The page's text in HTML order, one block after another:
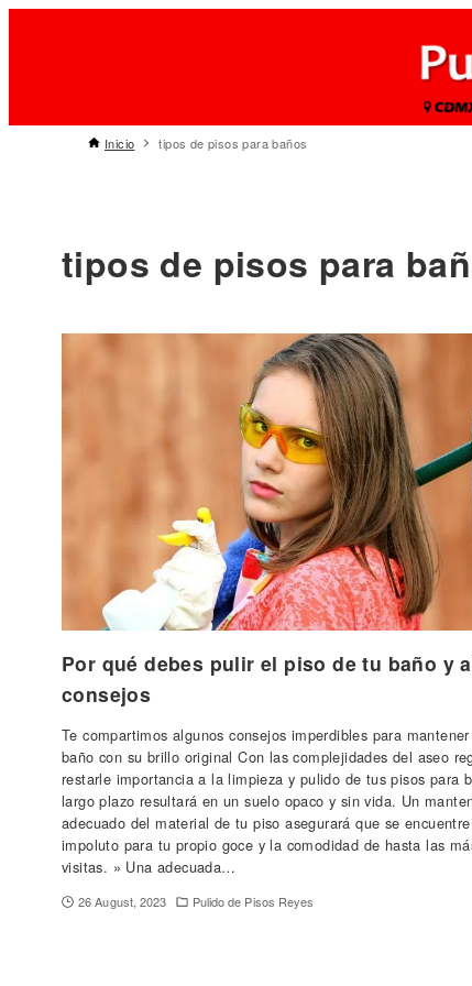
Inicio tipos de pisos para baños
tipos de pisos para
Por qué debes pulir el piso de tu baño y
consejos
Te compartimos algunos consejos imperdibles para
baño con su brillo original Con las complejidades del aseo
restarle importancia a la limpieza y pulido de tus pisos para
largo plazo resultará en un suelo opaco y sin vida. Un
adecuado del material de tu piso asegurará que se
impoluto para tu propio goce y la comodidad de hasta las
visitas. » Una adecuada…
26 August, 2023 Pulido de Pisos Reyes